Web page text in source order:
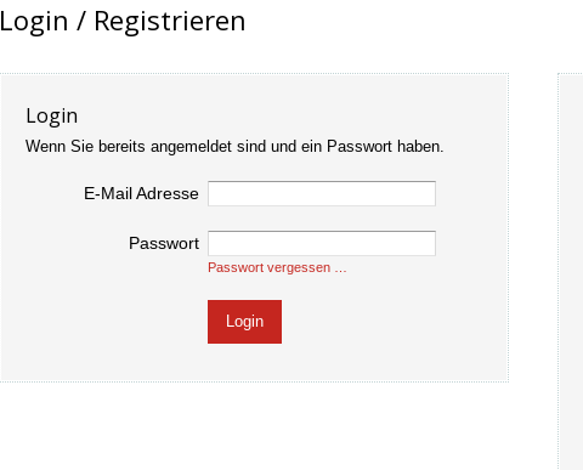
Login / Registrieren
Login
Wenn Sie bereits angemeldet sind und ein Passwort haben.
E-Mail Adresse
Passwort
Passwort vergessen …